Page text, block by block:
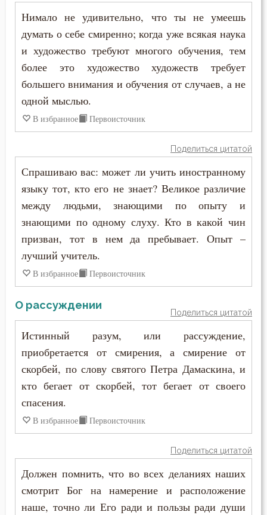
Нимало не удивительно, что ты не умеешь
думать о себе смиренно; когда уже всякая наука
и художество требуют многого обучения, тем
более это художество художеств требует
большего внимания и обучения от случаев, а не
одной мыслью.
В избранное Первоисточник
Поделиться цитатой
Спрашиваю вас: может ли учить иностранному
языку тот, кто его не знает? Великое различие
между людьми, знающими по опыту и
знающими по одному слуху. Кто в какой чин
призван, тот в нем да пребывает. Опыт –
лучший учитель.
В избранное Первоисточник
О рассуждении
Поделиться цитатой
Истинный разум, или рассуждение,
приобретается от смирения, а смирение от
скорбей, по слову святого Петра Дамаскина, и
кто бегает от скорбей, тот бегает от своего
спасения.
В избранное Первоисточник
Поделиться цитатой
Должен помнить, что во всех деланиях наших
смотрит Бог на намерение и расположение
наше, точно ли Его ради и пользы ради души